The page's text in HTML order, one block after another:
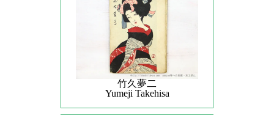
竹久夢二
Yumeji Takehisa